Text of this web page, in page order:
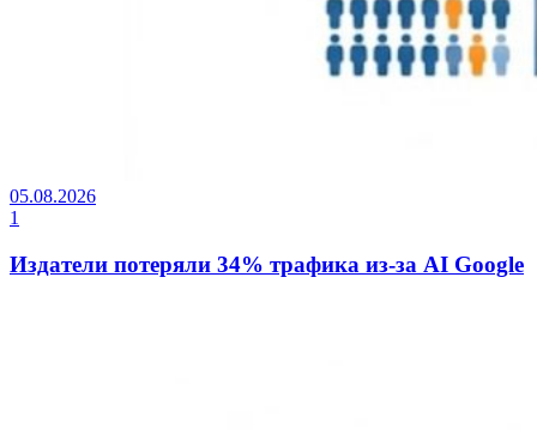
05.08.2026
1
Издатели потеряли 34% трафика из-за AI Google